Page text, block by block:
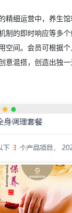
精细运营中，养生
制的即时响应等多
空间。会员可根据
意混搭，创造出独